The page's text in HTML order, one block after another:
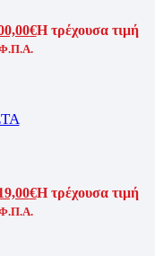
€Η τρέχουσα τιμή
€Η τρέχουσα τιμή